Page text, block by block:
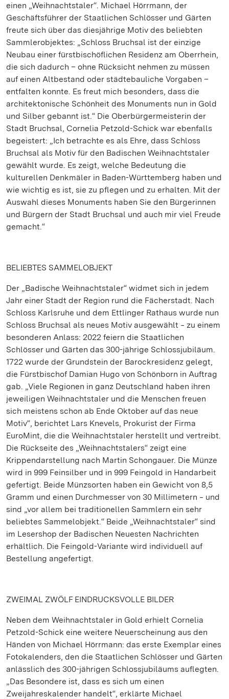
einen „Weihnachtstaler“. Michael Hörrmann, der
Geschäftsführer der Staatlichen Schlösser und Gärten
freute sich über das diesjährige Motiv des beliebten
Sammlerobjektes: „Schloss Bruchsal ist der einzige
Neubau einer fürstbischöflichen Residenz am Oberrhein,
die sich dadurch – ohne Rücksicht nehmen zu müssen
auf einen Altbestand oder städtebauliche Vorgaben –
entfalten konnte. Es freut mich besonders, dass die
architektonische Schönheit des Monuments nun in Gold
und Silber gebannt ist.“ Die Oberbürgermeisterin der
Stadt Bruchsal, Cornelia Petzold-Schick war ebenfalls
begeistert: „Ich betrachte es als Ehre, dass Schloss
Bruchsal als Motiv für den Badischen Weihnachtstaler
gewählt wurde. Es zeigt, welche Bedeutung die
kulturellen Denkmäler in Baden-Württemberg haben und
wie wichtig es ist, sie zu pflegen und zu erhalten. Mit der
Auswahl dieses Monuments haben Sie den Bürgerinnen
und Bürgern der Stadt Bruchsal und auch mir viel Freude
gemacht.“
BELIEBTES SAMMELOBJEKT
Der „Badische Weihnachtstaler“ widmet sich in jedem
Jahr einer Stadt der Region rund die Fächerstadt. Nach
Schloss Karlsruhe und dem Ettlinger Rathaus wurde nun
Schloss Bruchsal als neues Motiv ausgewählt ‒ zu einem
besonderen Anlass: 2022 feiern die Staatlichen
Schlösser und Gärten das 300-jährige Schlossjubiläum.
1722 wurde der Grundstein der Barockresidenz gelegt,
die Fürstbischof Damian Hugo von Schönborn in Auftrag
gab. „Viele Regionen in ganz Deutschland haben ihren
jeweiligen Weihnachtstaler und die Menschen freuen
sich meistens schon ab Ende Oktober auf das neue
Motiv“, berichtet Lars Knevels, Prokurist der Firma
EuroMint, die die Weihnachtstaler herstellt und vertreibt.
Die Rückseite des „Weihnachtstalers“ zeigt eine
Krippendarstellung nach Martin Schongauer. Die Münze
wird in 999 Feinsilber und in 999 Feingold in Handarbeit
gefertigt. Beide Münzsorten haben ein Gewicht von 8,5
Gramm und einen Durchmesser von 30 Millimetern ‒ und
sind „vor allem bei traditionellen Sammlern ein sehr
beliebtes Sammelobjekt.“ Beide „Weihnachtstaler“ sind
im Lesershop der Badischen Neuesten Nachrichten
erhältlich. Die Feingold-Variante wird individuell auf
Bestellung angefertigt.
ZWEIMAL ZWÖLF EINDRUCKSVOLLE BILDER
Neben dem Weihnachtstaler in Gold erhielt Cornelia
Petzold-Schick eine weitere Neuerscheinung aus den
Händen von Michael Hörrmann: das erste Exemplar eines
Fotokalenders, den die Staatlichen Schlösser und Gärten
anlässlich des 300-jährigen Schlossjubiläums auflegten.
„Das Besondere ist, dass es sich um einen
Zweijahreskalender handelt“, erklärte Michael